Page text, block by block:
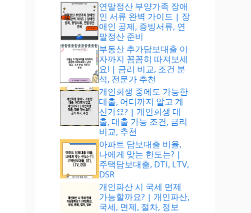
연말정산 부양가족 장애
인 서류 완벽 가이드 | 장
애인 공제, 증빙서류, 연
말정산 준비
부동산 추가담보대출 이
자까지 꼼꼼히 따져보세
요! | 금리 비교, 조건 분
석, 전문가 추천
개인회생 중에도 가능한
대출, 어디까지 알고 계
신가요? | 개인회생 대
출, 대출 가능 조건, 금리
비교, 추천
아파트 담보대출 비율,
나에게 맞는 한도는? |
주택담보대출, DTI, LTV,
DSR
개인파산 시 국세 면제
가능할까요? | 개인파산,
국세, 면제, 절차, 정보